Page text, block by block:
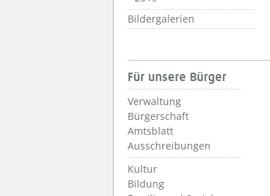
Bildergalerien
Für unsere Bürger
Verwaltung
Bürgerschaft
Amtsblatt
Ausschreibungen
Kultur
Bildung